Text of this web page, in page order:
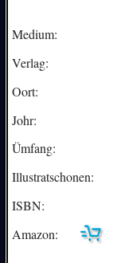
Medium:
Verlag:
Oort:
Johr:
Ümfang:
Illustratschonen:
ISBN:
Amazon: